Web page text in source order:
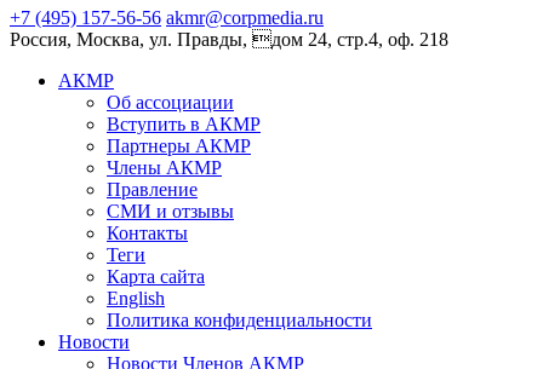
+7 (495) 157-56-56 akmr@corpmedia.ru
Россия, Москва, ул. Правды, дом 24, стр.4, оф. 218
АКМР
Об ассоциации
Вступить в АКМР
Партнеры АКМР
Члены АКМР
Правление
СМИ и отзывы
Контакты
Теги
Карта сайта
English
Политика конфиденциальности
Новости
Новости Членов АКМР